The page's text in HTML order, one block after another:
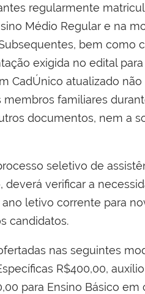
regularmente
Médio Regular e na
bem como
exigida no edital
CadÚnico atualizado não
familiares
documentos, nem a
seletivo de
verificar a
letivo corrente para
candidatos.
nas seguintes
R$400,00,
para Ensino Básico